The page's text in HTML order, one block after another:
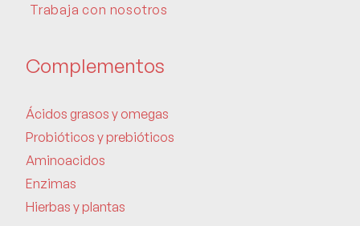
Trabaja con nosotros
Complementos
Ácidos grasos y omegas
Probióticos y prebióticos
Aminoacidos
Enzimas
Hierbas y plantas